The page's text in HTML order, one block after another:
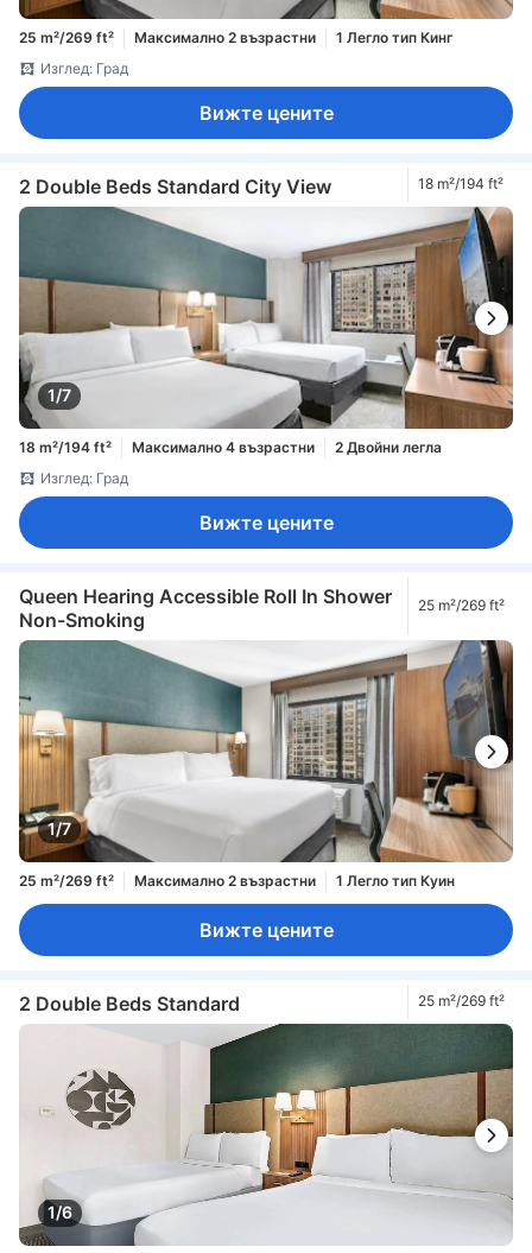
25 m²/269 ft² Максимално 2 възрастни
1 Легло тип Кинг
Изглед: Град
Вижте цените
2 Double Beds Standard City View 18 m²/194 ft²
1/7
18 m²/194 ft² Максимално 4 възрастни
2 Двойни легла
Изглед: Град
Вижте цените
Queen Hearing Accessible Roll In Shower
Non-Smoking
25 m²/269 ft²
1/7
25 m²/269 ft² Максимално 2 възрастни 1 Легло тип Куин
Вижте цените
2 Double Beds Standard 25 m²/269 ft²
1/6